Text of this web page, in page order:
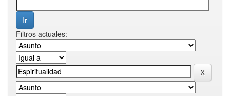
Filtros actuales: